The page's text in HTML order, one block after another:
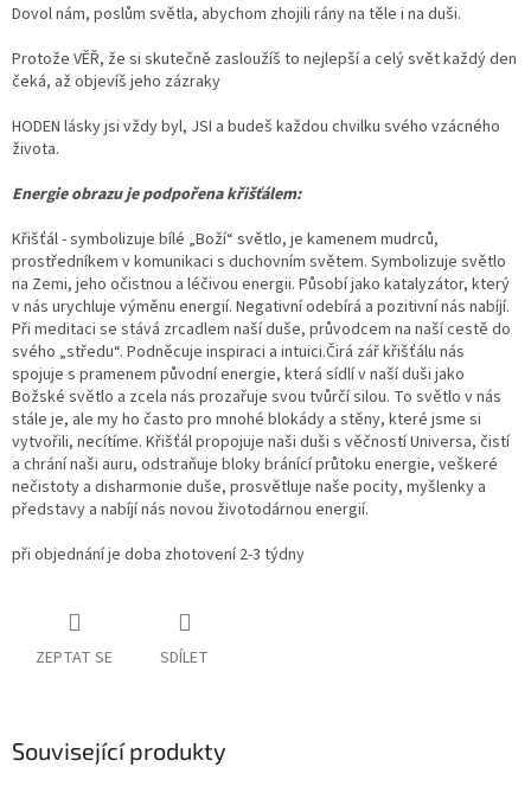
Dovol nám, poslům světla, abychom zhojili rány na těle i na duši.
Protože VĚŘ, že si skutečně zasloužíš to nejlepší a celý svět každý den
čeká, až objevíš jeho zázraky
HODEN lásky jsi vždy byl, JSI a budeš každou chvilku svého vzácného
života.
Energie obrazu je podpořena křišťálem:
Křišťál - symbolizuje bílé „Boží“ světlo, je kamenem mudrců,
prostředníkem v komunikaci s duchovním světem. Symbolizuje světlo
na Zemi, jeho očistnou a léčivou energii. Působí jako katalyzátor, který
v nás urychluje výměnu energií. Negativní odebírá a pozitivní nás nabíjí.
Při meditaci se stává zrcadlem naší duše, průvodcem na naší cestě do
svého „středu“. Podněcuje inspiraci a intuici.Čirá zář křišťálu nás
spojuje s pramenem původní energie, která sídlí v naší duši jako
Božské světlo a zcela nás prozařuje svou tvůrčí silou. To světlo v nás
stále je, ale my ho často pro mnohé blokády a stěny, které jsme si
vytvořili, necítíme. Křišťál propojuje naši duši s věčností Universa, čistí
a chrání naši auru, odstraňuje bloky bránící průtoku energie, veškeré
nečistoty a disharmonie duše, prosvětluje naše pocity, myšlenky a
představy a nabíjí nás novou životodárnou energií.
při objednání je doba zhotovení 2-3 týdny
ZEPTAT SE SDÍLET
Související produkty